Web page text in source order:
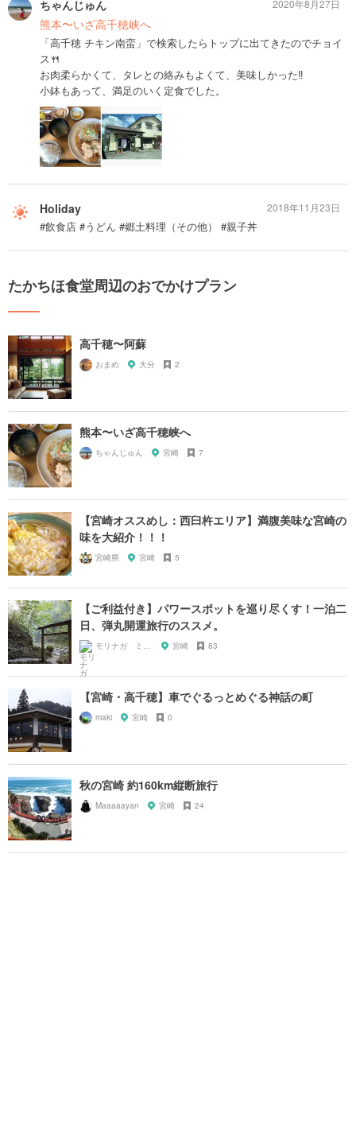
ちゃんじゅん
熊本〜いざ高千穂峡へ
「高千穂 チキン南蛮」で検索したらトップに出てきたのでチョイ
ス🍴
お肉柔らかくて、タレとの絡みもよくて、美味しかった‼️
小鉢もあって、満足のいく定食でした。
2020年8月27日
Holiday
#飲食店 #うどん #郷土料理（その他） #親子丼
2018年11月23日
たかちほ食堂周辺のおでかけプラン
高千穂〜阿蘇
おまめ 大分 2
熊本〜いざ高千穂峡へ
ちゃんじゅん 宮崎 7
【宮崎オススめし：西臼杵エリア】満腹美味な宮崎の
味を大紹介！！！
宮崎県 宮崎 5
【ご利益付き】パワースポットを巡り尽くす！一泊二
日、弾丸開運旅行のススメ。
モリナガ ミツヒロ 宮崎 83
【宮崎・高千穂】車でぐるっとめぐる神話の町
maki 宮崎 0
秋の宮崎 約160km縦断旅行
Maaaaayan 宮崎 24